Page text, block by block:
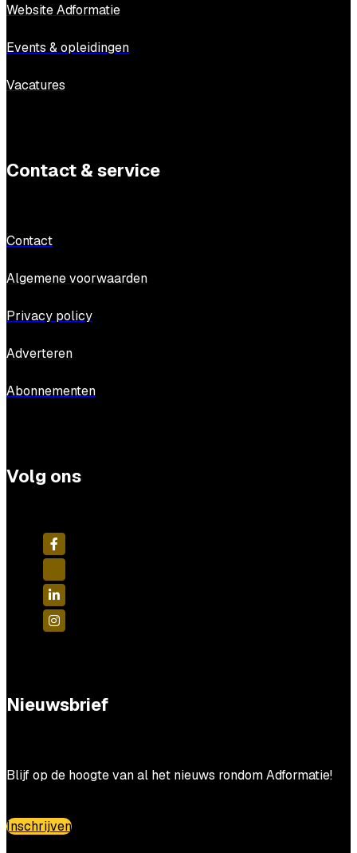
Website Adformatie
Events & opleidingen
Vacatures
Contact & service
Contact
Algemene voorwaarden
Privacy policy
Adverteren
Abonnementen
Volg ons
Nieuwsbrief
Blijf op de hoogte van al het nieuws rondom Adformatie!
Inschrijven